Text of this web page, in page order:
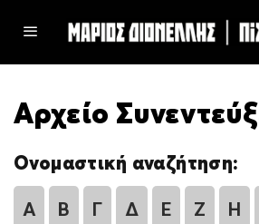
Αρχείο
Ονομαστική αναζήτηση:
Α Β Γ Δ Ε Ζ Η